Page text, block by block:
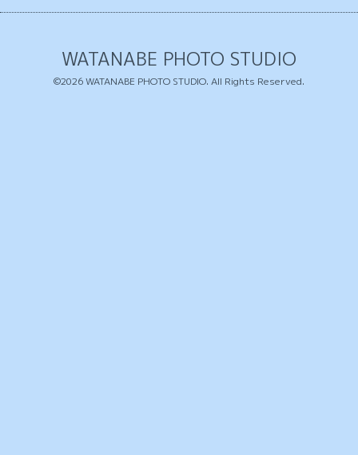
WATANABE PHOTO STUDIO
©2026WATANABE PHOTO STUDIO. All Rights Reserved.